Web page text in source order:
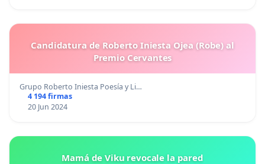
Candidatura de Roberto Iniesta Ojea (Robe) al
Premio Cervantes
Grupo Roberto Iniesta Poesía y Li…
4 194 firmas
20 Jun 2024
Mamá de Viku revocale la pared